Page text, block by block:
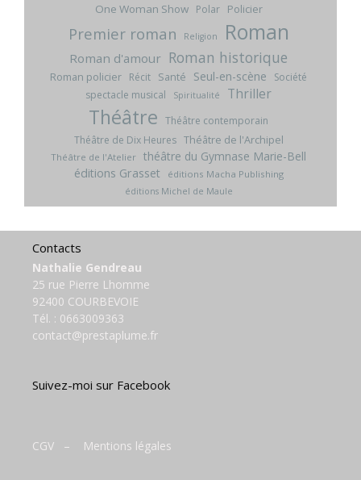
One Woman Show Polar Policier
Premier roman Religion Roman
Roman d'amour Roman historique
Roman policier Récit Santé Seul-en-scène
Société
spectacle musical
Spiritualité Thriller
Théâtre Théâtre contemporain
Théâtre de Dix Heures Théâtre de l'Archipel
Théâtre de l'Atelier théâtre du Gymnase Marie-Bell
éditions Grasset
éditions Macha Publishing
éditions Michel de Maule
Contacts
Nathalie Gendreau
25 rue Pierre Lhomme
92400 COURBEVOIE
Tél. : 0663009363
contact@prestaplume.fr
Suivez-moi sur Facebook
CGV – Mentions légales